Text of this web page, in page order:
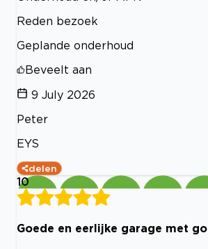
Reden bezoek
Geplande onderhoud
Beveelt aan
9 July 2026
Peter
EYS
delen
10
Goede en eerlijke garage met